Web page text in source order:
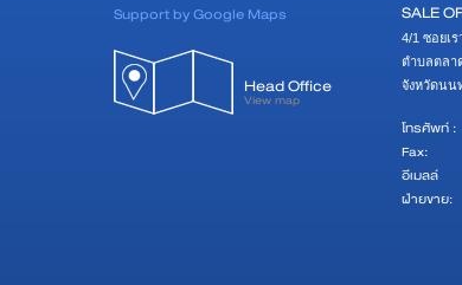
Support by Google Maps
Head Office
View map
SALE
4/1 ซอยเร
ตำบลตลา
จังหวัดนน
โทรศัพท์ :
Fax:
อีเมลล์
ฝ่ายขาย: